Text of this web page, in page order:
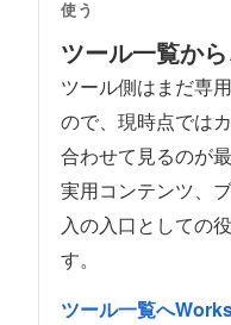
使う
ツール一覧か
ツール側はまだ専
ので、現時点では
合わせて見るのが最
実用コンテンツ、
入の入口としての
す。
ツール一覧へ